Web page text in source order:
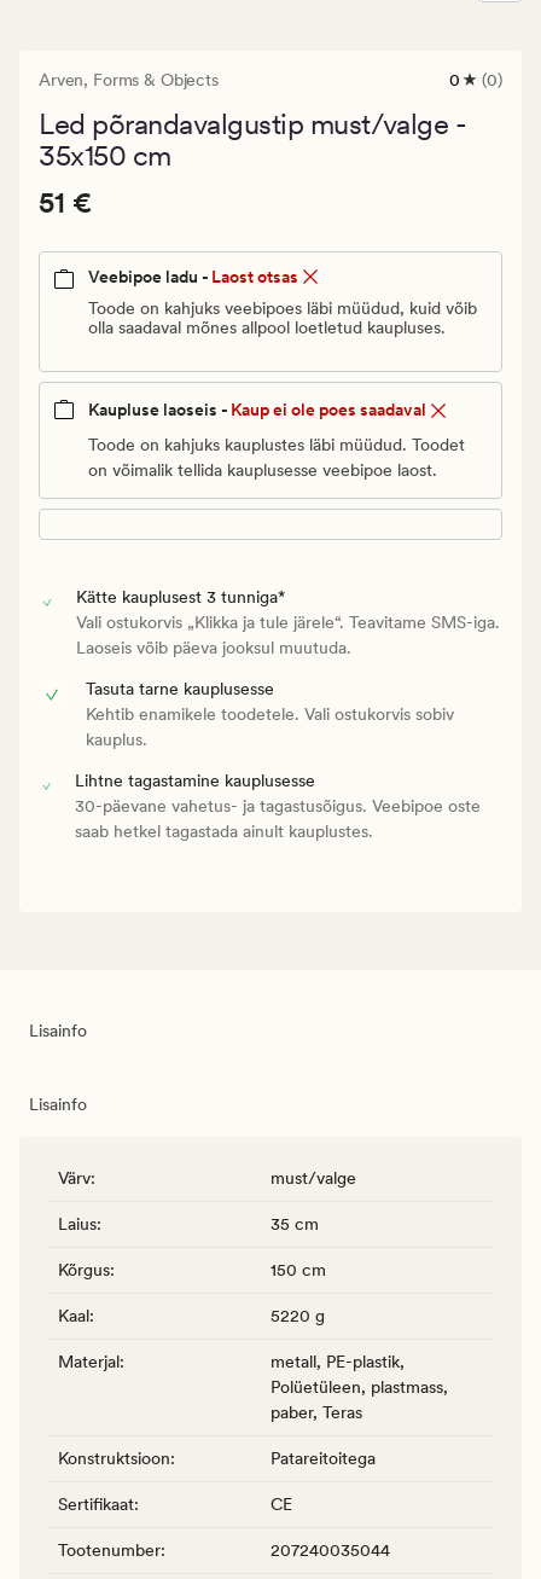
Arven, Forms & Objects
0
keskmise
0 (0)
Led põrandavalgustip must/valge -
35x150 cm
Pris_ee
€.
Vanlig
pris_ee
€
Pris_ee
51 €
Veebipoe ladu - Laost otsas
Toode on kahjuks veebipoes läbi müüdud, kuid võib
olla saadaval mõnes allpool loetletud kaupluses.
Kaupluse laoseis - Kaup ei ole poes saadaval
Toode on kahjuks kauplustes läbi müüdud. Toodet
on võimalik tellida kauplusesse veebipoe laost.
Kätte kauplusest 3 tunniga*
Vali ostukorvis „Klikka ja tule järele“. Teavitame SMS-iga.
Laoseis võib päeva jooksul muutuda.
Tasuta tarne kauplusesse
Kehtib enamikele toodetele. Vali ostukorvis sobiv
kauplus.
Lihtne tagastamine kauplusesse
30-päevane vahetus- ja tagastusõigus. Veebipoe oste
saab hetkel tagastada ainult kauplustes.
Lisainfo
Lisainfo
Värv: must/valge
Laius: 35 cm
Kõrgus: 150 cm
Kaal: 5220 g
Materjal:
metall, PE-plastik,
Polüetüleen, plastmass,
paber, Teras
Konstruktsioon: Patareitoitega
Sertifikaat: CE
Tootenumber: 207240035044